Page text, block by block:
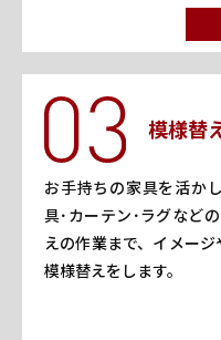
模様替
お手持ちの家具を活か
具･カーテン･ラグなど
えの作業まで、イメー
模様替えをします。